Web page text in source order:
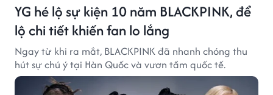
YG hé lộ sự kiện 10 năm BLACKPINK, để
lộ chi tiết khiến fan lo lắng
Ngay từ khi ra mắt, BLACKPINK đã nhanh chóng thu
hút sự chú ý tại Hàn Quốc và vươn tầm quốc tế.